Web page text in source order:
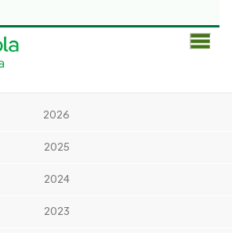
2026
2025
2024
2023